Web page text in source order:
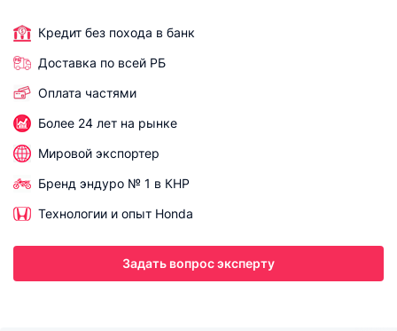
Кредит без похода в банк
Доставка по всей РБ
Оплата частями
Более 24 лет на рынке
Мировой экспортер
Бренд эндуро № 1 в КНР
Технологии и опыт Honda
Задать вопрос эксперту